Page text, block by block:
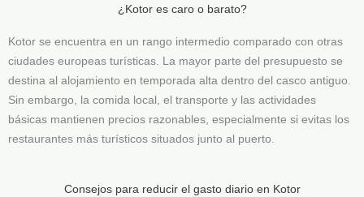
¿Kotor es caro o barato?
Kotor se encuentra en un rango intermedio comparado con otras
ciudades europeas turísticas. La mayor parte del presupuesto se
destina al alojamiento en temporada alta dentro del casco antiguo.
Sin embargo, la comida local, el transporte y las actividades
básicas mantienen precios razonables, especialmente si evitas los
restaurantes más turísticos situados junto al puerto.
Consejos para reducir el gasto diario en Kotor